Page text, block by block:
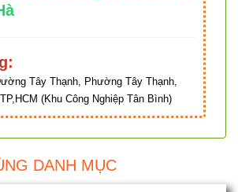
Hà
Tây Thạnh, Phường Tây Thạnh,
(Khu Công Nghiệp Tân Bình)
DANH MỤC